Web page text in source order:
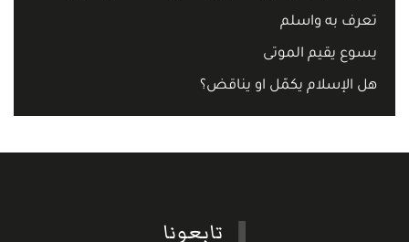
تعرف به واسلم
يسوع يقيم الموتى
هل الإسلام يكمّل او يناقض؟
تابعونا